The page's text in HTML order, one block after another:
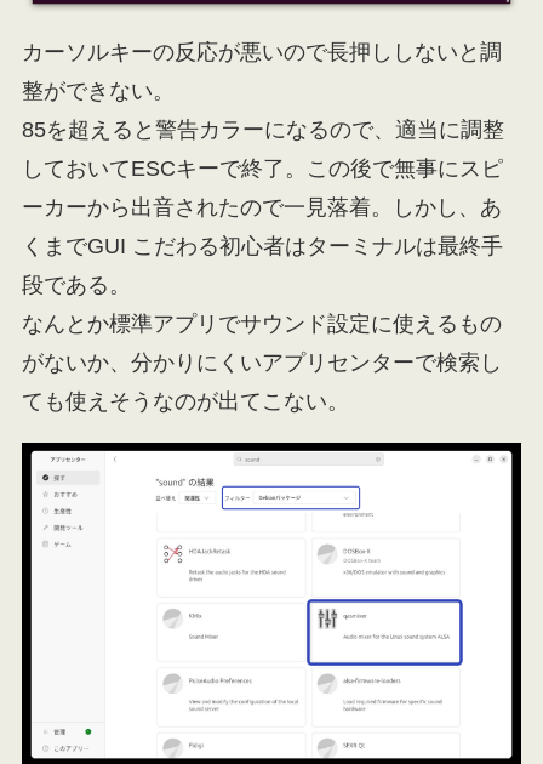
カーソルキーの反応が悪いので長押ししないと調
整ができない。
85を超えると警告カラーになるので、適当に調整
しておいてESCキーで終了。この後で無事にスピ
ーカーから出音されたので一見落着。しかし、あ
くまでGUI こだわる初心者はターミナルは最終手
段である。
なんとか標準アプリでサウンド設定に使えるもの
がないか、分かりにくいアプリセンターで検索し
ても使えそうなのが出てこない。